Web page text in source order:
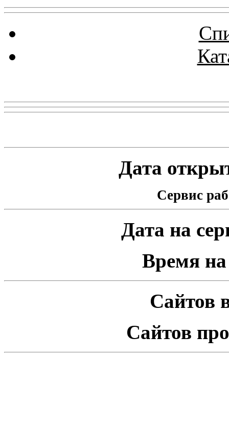
Дата
Сервис
Дата на
Время на
Сайтов
Сайтов